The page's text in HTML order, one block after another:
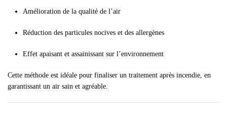
Amélioration de la qualité de l’air
Réduction des particules nocives et des allergènes
Effet apaisant et assainissant sur l’environnement
Cette méthode est idéale pour finaliser un traitement après incendie, en
garantissant un air sain et agréable.